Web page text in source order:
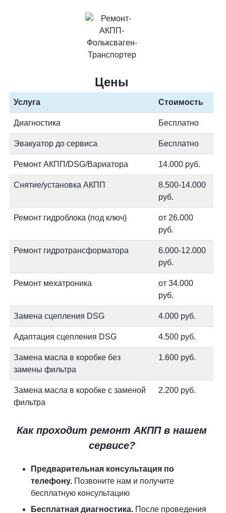
Цены
Услуга Стоимость
Диагностика Бесплатно
Эвакуатор до сервиса Бесплатно
Ремонт АКПП/DSG/Вариатора 14.000 руб.
Снятие/установка АКПП
8.500-14.000
руб.
Ремонт гидроблока (под ключ)
от 26.000
руб.
Ремонт гидротрансформатора
6.000-12.000
руб.
Ремонт мехатроника
от 34.000
руб.
Замена сцепления DSG 4.000 руб.
Адаптация сцепления DSG 4.500 руб.
Замена масла в коробке без
замены фильтра
1.600 руб.
Замена масла в коробке с заменой
фильтра
2.200 руб.
Как проходит ремонт АКПП в нашем
сервисе?
Предварительная консультация по
телефону. Позвоните нам и получите
бесплатную консультацию
Бесплатная диагностика. После проведения